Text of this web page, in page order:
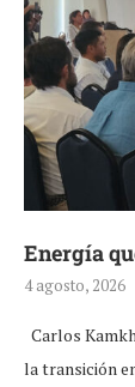
Energía
4 agosto, 2026
Carlos
la transición